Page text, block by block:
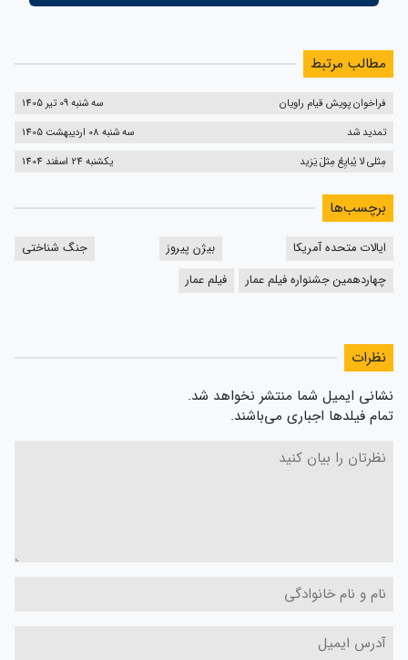
مطالب مرتبط
فراخوان پویش قیام راویان
سه شنبه 09 تیر 1405
تمدید شد
سه شنبه 08 اردیبهشت 1405
مِثلی لا یُبایِعُ مِثلَ یَزید
یکشنبه 24 اسفند 1404
برچسب‌ها
ایالات متحده آمریکا بیژن پیروز
جنگ شناختی
چهاردهمین جشنواره فیلم عمار
فیلم عمار
نظرات
نشانی ایمیل شما منتشر نخواهد شد.
تمام فیلدها اجباری می‌باشند.